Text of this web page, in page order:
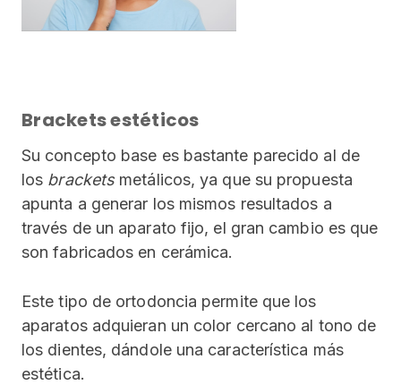
Brackets estéticos
Su concepto base es bastante parecido al de
los brackets metálicos, ya que su propuesta
apunta a generar los mismos resultados a
través de un aparato fijo, el gran cambio es que
son fabricados en cerámica.
Este tipo de ortodoncia permite que los
aparatos adquieran un color cercano al tono de
los dientes, dándole una característica más
estética.